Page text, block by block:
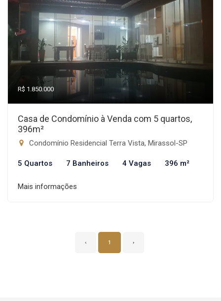
R$ 1.850.000
Casa de Condomínio à Venda com 5 quartos,
396m²
Condomínio Residencial Terra Vista, Mirassol-SP
5 Quartos 7 Banheiros 4 Vagas 396 m²
Mais informações
‹ 1 ›